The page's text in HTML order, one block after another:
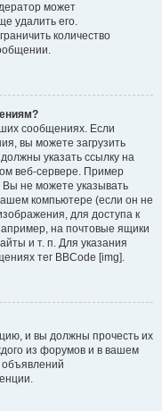
может
удалить его.
количество
сообщениях. Если
вы можете загрузить
указать ссылку на
веб-сервере. Пример
Вы не можете указывать
компьютере (если он не
для доступа к
на почтовые ящики
и т. п. Для указания
тег BBCode [img].
и вы должны прочесть их
из форумов и в вашем